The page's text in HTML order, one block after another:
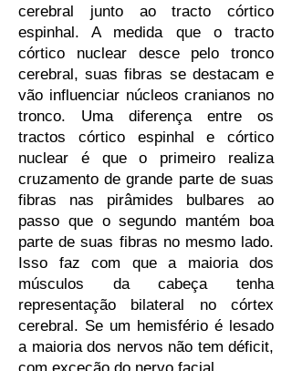
cerebral junto ao tracto córtico
espinhal. A medida que o tracto
córtico nuclear desce pelo tronco
cerebral, suas fibras se destacam e
vão influenciar núcleos cranianos no
tronco. Uma diferença entre os
tractos córtico espinhal e córtico
nuclear é que o primeiro realiza
cruzamento de grande parte de suas
fibras nas pirâmides bulbares ao
passo que o segundo mantém boa
parte de suas fibras no mesmo lado.
Isso faz com que a maioria dos
músculos da cabeça tenha
representação bilateral no córtex
cerebral. Se um hemisfério é lesado
a maioria dos nervos não tem déficit,